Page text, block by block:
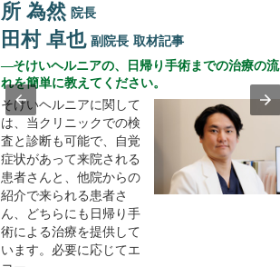
所 為然 院長
田村 卓也 副院長 取材記事
そけいヘルニアの、日帰り手術までの治療の流
れを簡単に教えてください。
そけいヘルニアに関して
は、当クリニックでの検
査と診断も可能で、自覚
症状があって来院される
患者さんと、他院からの
紹介で来られる患者さ
ん、どちらにも日帰り手
術による治療を提供して
います。必要に応じてエ